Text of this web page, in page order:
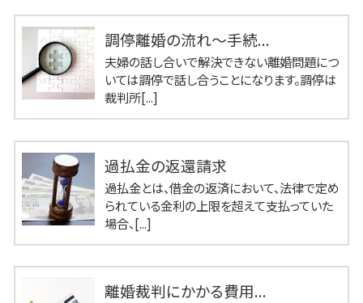
調停離婚の流れ～手続...
夫婦の話し合いで解決できない離婚問題につ
いては調停で話し合うことになります。調停は
裁判所[...]
過払金の返還請求
過払金とは、借金の返済において、法律で定め
られている金利の上限を超えて支払っていた
場合、[...]
離婚裁判にかかる費用...